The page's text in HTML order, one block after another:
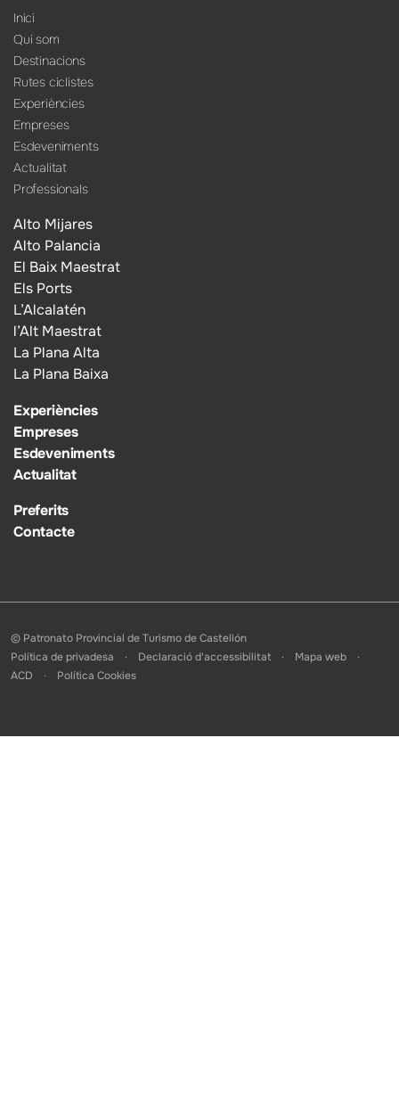
Inici
Qui som
Destinacions
Rutes ciclistes
Experiències
Empreses
Esdeveniments
Actualitat
Professionals
Alto Mijares
Alto Palancia
El Baix Maestrat
Els Ports
L’Alcalatén
l’Alt Maestrat
La Plana Alta
La Plana Baixa
Experiències
Empreses
Esdeveniments
Actualitat
Preferits
Contacte
© Patronato Provincial de Turismo de Castellón
Política de privadesa
Declaració d'accessibilitat
Mapa web
ACD
Política Cookies